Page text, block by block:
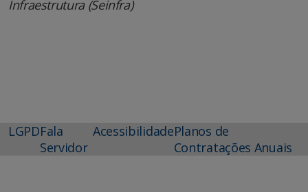
Infraestrutura (Seinfra)
LGPDFala
Servidor
AcessibilidadePlanos de
Contratações Anuais